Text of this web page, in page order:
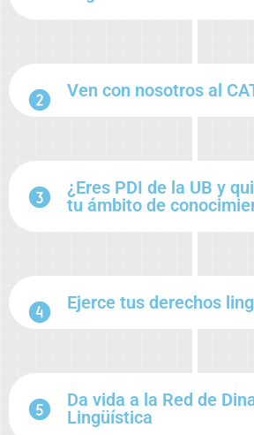
Ven con nosotros al
¿Eres PDI de la UB y
tu ámbito de
Ejerce tus derechos
Da vida a la Red de
Lingüística